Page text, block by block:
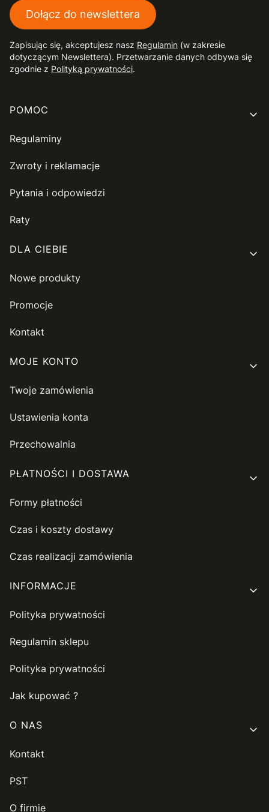
Dołącz do newslettera
Zapisując się, akceptujesz nasz Regulamin (w zakresie
dotyczącym Newslettera). Przetwarzanie danych odbywa się
zgodnie z Polityką prywatności.
Linki w stopce
POMOC
Regulaminy
Zwroty i reklamacje
Pytania i odpowiedzi
Raty
DLA CIEBIE
Nowe produkty
Promocje
Kontakt
MOJE KONTO
Twoje zamówienia
Ustawienia konta
Przechowalnia
PŁATNOŚCI I DOSTAWA
Formy płatności
Czas i koszty dostawy
Czas realizacji zamówienia
INFORMACJE
Polityka prywatności
Regulamin sklepu
Polityka prywatności
Jak kupować ?
O NAS
Kontakt
PST
O firmie